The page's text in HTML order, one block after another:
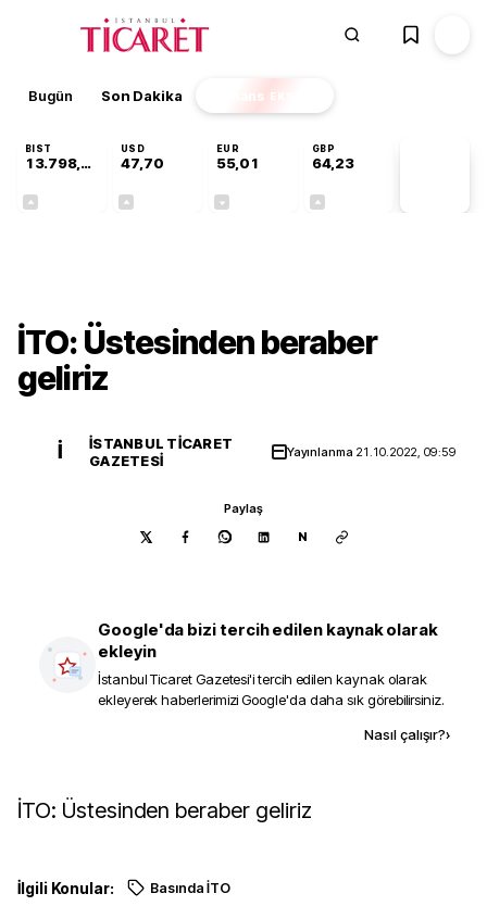
Bugün Son Dakika Finans EKSTRA
BIST
13.798,82
USD
47,70
EUR
55,01
GBP
64,23
İTO: Üstesinden beraber
geliriz
İ
İSTANBUL TICARET
GAZETESI
Yayınlanma 21.10.2022, 09:59
Paylaş
N
Google'da bizi tercih edilen kaynak olarak
ekleyin
İstanbul Ticaret Gazetesi'i tercih edilen kaynak olarak
ekleyerek haberlerimizi Google'da daha sık görebilirsiniz.
Nasıl çalışır?›
İTO: Üstesinden beraber geliriz
İlgili Konular: Basında İTO